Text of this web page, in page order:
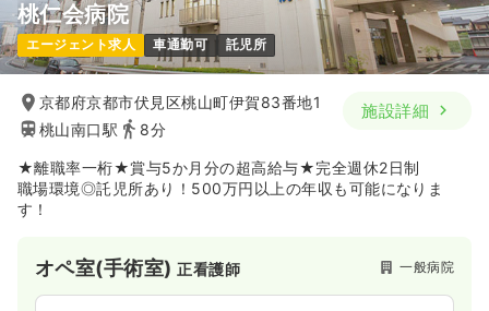
桃仁会病院
エージェント求人 車通勤可 託児所
京都府京都市伏見区桃山町伊賀83番地1
桃山南口駅
8分
施設詳細
★離職率一桁★賞与5か月分の超高給与★完全週休2日制
職場環境◎託児所あり！500万円以上の年収も可能になりま
す！
オペ室(手術室)正看護師 一般病院